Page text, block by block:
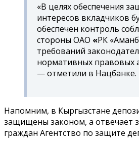
«В целях обеспечения
интересов вкладчиков
обеспечен контроль
стороны ОАО «РК
требований
нормативных правовых
— отметили в Нацбанке.
Напомним, в Кыргызстане
защищены законом, а отвечает
граждан Агентство по защите